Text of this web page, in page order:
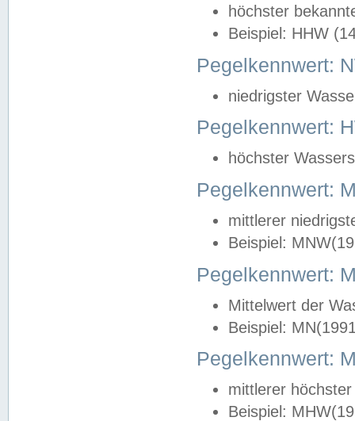
höchster
Beispiel: HHW
Pegelkennwert:
niedrigster
Pegelkennwert:
höchster
Pegelkennwert:
mittlerer
Beispiel:
Pegelkennwert:
Mittelwert der
Beispiel:
Pegelkennwert:
mittlerer
Beispiel: